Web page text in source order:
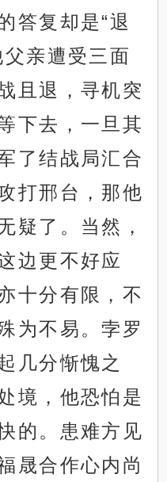
答复却是“退
亲遭受三面
且退，寻机突
下去，一旦其
了结战局汇合
打邢台，那他
疑了。当然，
边更不好应
十分有限，不
为不易。孛罗
几分惭愧之
境，他恐怕是
的。患难方见
晟合作心内尚